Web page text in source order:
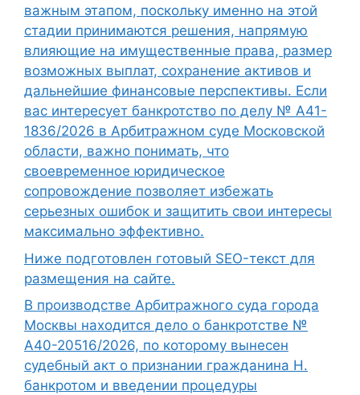
важным этапом, поскольку именно на этой
стадии принимаются решения, напрямую
влияющие на имущественные права, размер
возможных выплат, сохранение активов и
дальнейшие финансовые перспективы. Если
вас интересует банкротство по делу № А41-
1836/2026 в Арбитражном суде Московской
области, важно понимать, что
своевременное юридическое
сопровождение позволяет избежать
серьезных ошибок и защитить свои интересы
максимально эффективно.
Ниже подготовлен готовый SEO-текст для
размещения на сайте.
В производстве Арбитражного суда города
Москвы находится дело о банкротстве №
А40-20516/2026, по которому вынесен
судебный акт о признании гражданина Н.
банкротом и введении процедуры